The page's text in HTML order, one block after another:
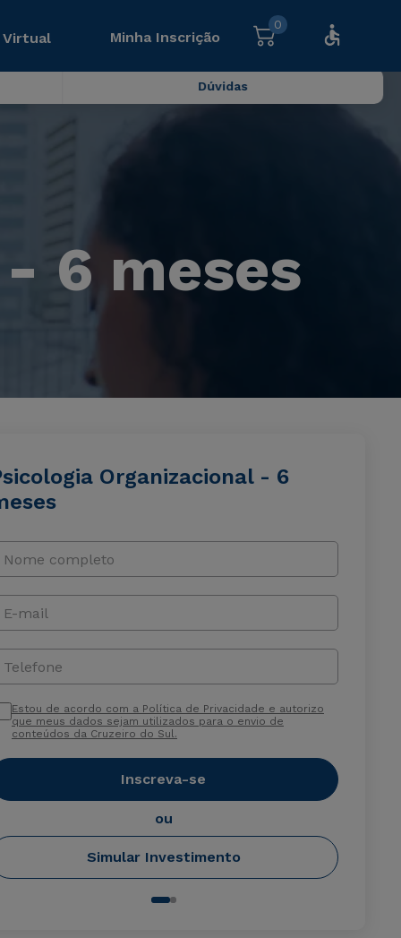
Virtual Minha Inscrição
0
Dúvidas
6 meses
Organizacional - 6
Nome completo
E-mail
Telefone
Estou de acordo com a Política de Privacidade e autorizo
que meus dados sejam utilizados para o envio de
conteúdos da Cruzeiro do Sul.
Inscreva-se
ou
Simular Investimento